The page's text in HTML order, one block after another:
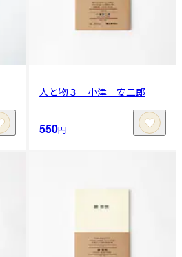
人と物３ 小津 安二郎
550円